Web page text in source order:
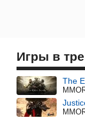
Игры в
The